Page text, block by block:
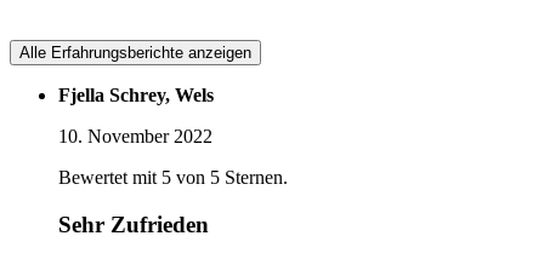
Alle Erfahrungsberichte anzeigen
Fjella Schrey, Wels
10. November 2022
Bewertet mit 5 von 5 Sternen.
Sehr Zufrieden